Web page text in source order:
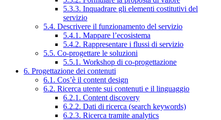
5.3.3. Inquadrare gli elementi costitutivi del
servizio
5.4. Descrivere il funzionamento del servizio
5.4.1. Mappare l’ecosistema
5.4.2. Rappresentare i flussi di servizio
5.5. Co-progettare le soluzioni
5.5.1. Workshop di co-progettazione
6. Progettazione dei contenuti
6.1. Cos’è il content design
6.2. Ricerca utente sui contenuti e il linguaggio
6.2.1. Content discovery
6.2.2. Dati di ricerca (search keywords)
6.2.3. Ricerca tramite analytics